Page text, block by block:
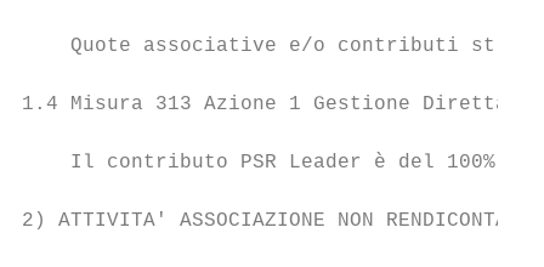
Quote associative e/o contributi
1.4 Misura 313 Azione 1
    Il contributo PSR Leader è del 100%
2) ATTIVITA' ASSOCIAZIONE NON